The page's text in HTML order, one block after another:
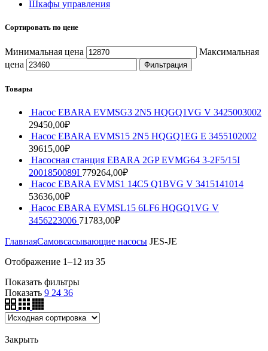
Шкафы управления
Сортировать по цене
Минимальная цена
Максимальная
цена
Фильтрация
Товары
Насос EBARA EVMSG3 2N5 HQGQ1VG V 3425003002
29450,00₽
Насос EBARA EVMS15 2N5 HQGQ1EG E 3455102002
39615,00₽
Насосная станция EBARA 2GP EVMG64 3-2F5/15I
2001850089I 779264,00₽
Насос EBARA EVMS1 14C5 Q1BVG V 3415141014
53636,00₽
Насос EBARA EVMSL15 6LF6 HQGQ1VG V
3456223006 71783,00₽
ГлавнаяСамовсасывающие насосы JES-JE
Отображение 1–12 из 35
Показать фильтры
Показать 9 24 36
Закрыть